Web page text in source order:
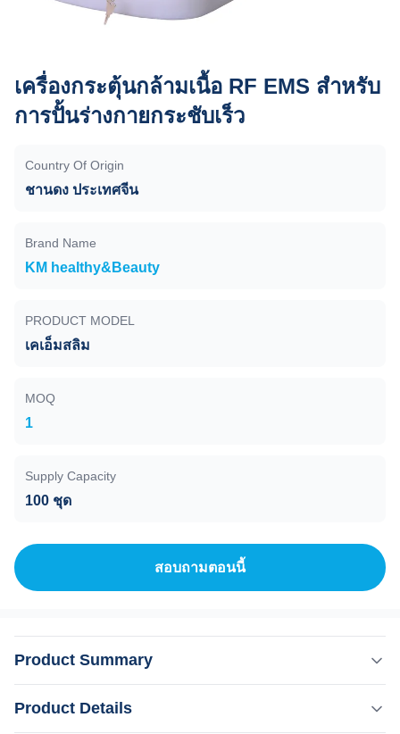
เครื่องกระตุ้นกล้ามเนื้อ RF EMS สําหรับ
การปั้นร่างกายกระชับเร็ว
Country Of Origin
ชานดง ประเทศจีน
Brand Name
KM healthy&Beauty
PRODUCT MODEL
เคเอ็มสลิม
MOQ
1
Supply Capacity
100 ชุด
สอบถามตอนนี้
Product Summary
Product Details